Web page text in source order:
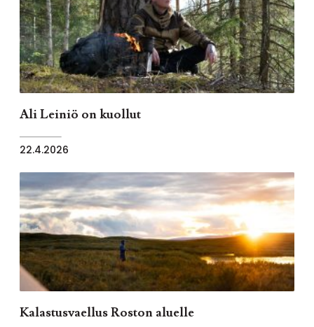
Ali Leiniö on kuollut
22.4.2026
Kalastusvaellus Roston aluelle